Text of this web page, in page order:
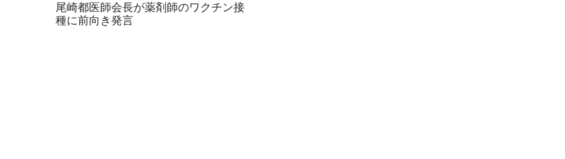
尾崎都医師会長が薬剤師のワクチン接
種に前向き発言